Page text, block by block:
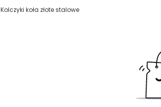
Kolczyki koła złote stalowe